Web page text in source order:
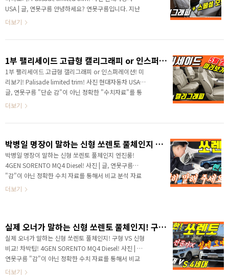
지는 어마 무시한 가격으로 공개가 될 것 같은데 현재까
것 같습니다. 익숙한 차..
USA | 글, 연못구름 안녕하세요? 연못구름입니다. 지난
1부 소식에서는 곧 출시될 팰리세이드 고급 트림으로 예
관련 영상 팰리세이드 1부 현대자동차는 팰리세이드를
면서, 국내 트림은 상대적으로 낮은 가격에 출시 할 수
있었습니다. 덕분에 가격이 낮아보이는 마케팅 효과를
얻을 수 있었으며 국내 트림은 낮은 가격으로 소위 가성
비 대형 SUV라는 인식을 만드는데 성공했습니다. 현재
월에는 국내에 고급 트림이 출시될 예정입니다. 북미..
더보기
1부 팰리세이드 고급형 캘리그래피 or 인스퍼레이션! 미리보기! Palisade limited trim
1부 팰리세이드 고급형 캘리그래피 or 인스퍼레이션! 미
리보기! Palisade limited trim! 사진 현대자동차 USA |
글, 연못구름 "단순 감"이 아닌 정확한 "수치자료"를 통
해서 비교 분석 자료를 제시하는 연못구름입니다! 안녕하
에서는 대형 suv를 처음 구입하시는 분들을 위해서 내용
데, 1부에서는 팰리세이드 고급 트림으로 예상되는 북미
형 고급트림을 중점으로 알려드리겠습니다. 구독자 분들
께서 팰리세이드 고급형 트림인 인스퍼레이션 혹시 캘리
그래피가 언제 출시가 되는지 그동안 문의가 정말 많았습
림은 연식변경-페이스리프트가 아닌 단순한 트..
더보기
박병일 명장이 말하는 신형 쏘렌토 풀체인지 엔진룸! 4GEN SORENTO MQ4 Diesel!
박병일 명장이 말하는 신형 쏘렌토 풀체인지 엔진룸!
4GEN SORENTO MQ4 Diesel! 사진 | 글, 연못구름
"감"이 아닌 정확한 수치 자료를 통해서 비교 분석 자료
를 제시하는 연못구름입니다! 안녕하세요? 연못구름입
같다고 결론내리고 대한민국 최고의 명장님을 찾아갔습
니다. 대한민국 1세대 자동차 명장님은 신형 쏘렌토를
처음 보셨는데, 어떤 평가를 해주셨을까요? 비교를 위해
서 3세대 쏘렌토를 렌트해서 빌려갔습니다. 덕분에 3세
대와 신형 쏘렌토인 4세대를 동시에 비교해 볼 수 있었
더보기
실제 오너가 말하는 신형 쏘렌토 풀체인지! 구형 VS 신형 비교! 차박팁! 4GEN SORENTO MQ4 Diesel!
실제 오너가 말하는 신형 쏘렌토 풀체인지! 구형 VS 신형
비교! 차박팁! 4GEN SORENTO MQ4 Diesel! 사진 | 글,
연못구름 "감"이 아닌 정확한 수치 자료를 통해서 비교
분석 자료를 제시하는 연못구름입니다! 안녕하세요? 연
더보기